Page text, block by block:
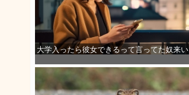
大学入ったら彼女できるって言ってた奴来い